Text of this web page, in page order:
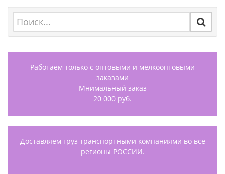
Работаем только с оптовыми и мелкооптовыми
заказами
Мнимальный заказ
20 000 руб.
Доставляем груз транспортными компаниями во все
регионы РОССИИ.